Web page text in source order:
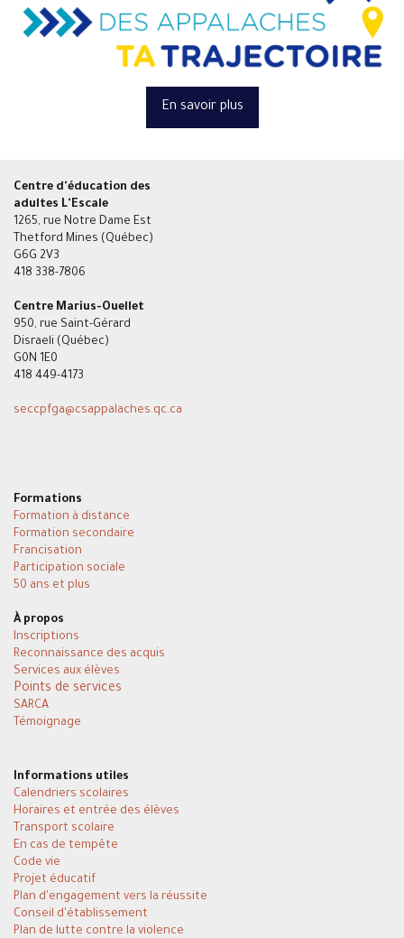
En savoir plus
Centre d'éducation des
adultes L'Escale
1265, rue Notre Dame Est
Thetford Mines (Québec)
G6G 2V3
418 338-7806
Centre Marius-Ouellet
950, rue Saint-Gérard
Disraeli (Québec)
G0N 1E0
418 449-4173
seccpfga@csappalaches.qc.ca
Formations
Formation à distance
Formation secondaire
Francisation
Participation sociale
50 ans et plus
À propos
Inscriptions
Reconnaissance des acquis
Services aux élèves
Points de services
SARCA
Témoignage
Informations utiles
Calendriers scolaires
Horaires et entrée des élèves
Transport scolaire
En cas de tempête
Code vie
Projet éducatif
Plan d'engagement vers la réussite
Conseil d'établissement
Plan de lutte contre la violence